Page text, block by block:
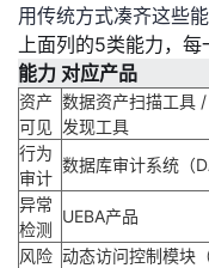
用传统方式凑齐这些
上面列的5类能力，每
能力 对应产品
资产
可见
数据资产扫描工具
发现工具
行为
审计
数据库审计系统（
异常
检测
UEBA产品
风险 动态访问控制模块